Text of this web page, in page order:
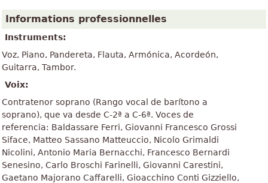
Informations professionnelles
Instruments:
Voz, Piano, Pandereta, Flauta, Armónica, Acordeón,
Guitarra, Tambor.
Voix:
Contratenor soprano (Rango vocal de barítono a
soprano), que va desde C-2ª a C-6ª. Voces de
referencia: Baldassare Ferri, Giovanni Francesco Grossi
Siface, Matteo Sassano Matteuccio, Nicolo Grimaldi
Nicolini, Antonio Maria Bernacchi, Francesco Bernardi
Senesino, Carlo Broschi Farinelli, Giovanni Carestini,
Gaetano Majorano Caffarelli, Gioacchino Conti Gizziello,